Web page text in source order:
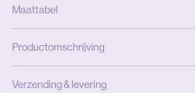
Maattabel
Productomschrijving
Verzending & levering